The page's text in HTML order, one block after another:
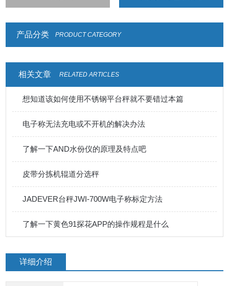
产品分类 PRODUCT CATEGORY
相关文章 RELATED ARTICLES
想知道该如何使用不锈钢平台秤就不要错过本篇
电子称无法充电或不开机的解决办法
了解一下AND水份仪的原理及特点吧
皮带分拣机辊道分选秤
JADEVER台秤JWI-700W电子称标定方法
了解一下黄色91探花APP的操作规程是什么
详细介绍